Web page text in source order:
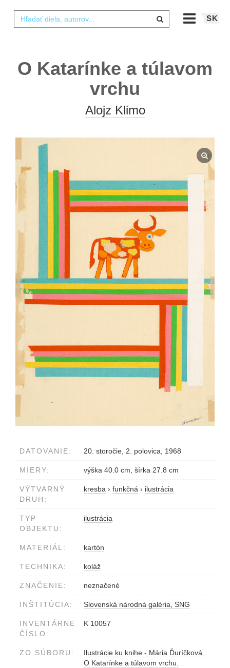
SK
O Katarínke a túlavom
vrchu
Alojz Klimo
DATOVANIE: 20. storočie, 2. polovica, 1968
MIERY: výška 40.0 cm, šírka 27.8 cm
VÝTVARNÝ
DRUH:
kresba › funkčná › ilustrácia
TYP
OBJEKTU:
ilustrácia
MATERIÁL: kartón
TECHNIKA: koláž
ZNAČENIE: neznačené
INŠTITÚCIA: Slovenská národná galéria, SNG
INVENTÁRNE
ČÍSLO:
K 10057
ZO SÚBORU:
Ilustrácie ku knihe - Mária Ďuríčková.
O Katarínke a túlavom vrchu.